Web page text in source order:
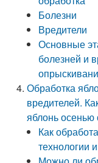
Болезни
Вредители
Основные
болезней и
Обработка
вредителей.
яблонь осенью
Как
технологии